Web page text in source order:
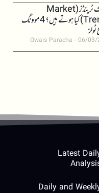
مارکیٹ ٹرینڈز (Market
Trends) کیا ہوتے ہیں؟ 4 موونگ
Owais Paracha 06/03/
Latest
Daily and